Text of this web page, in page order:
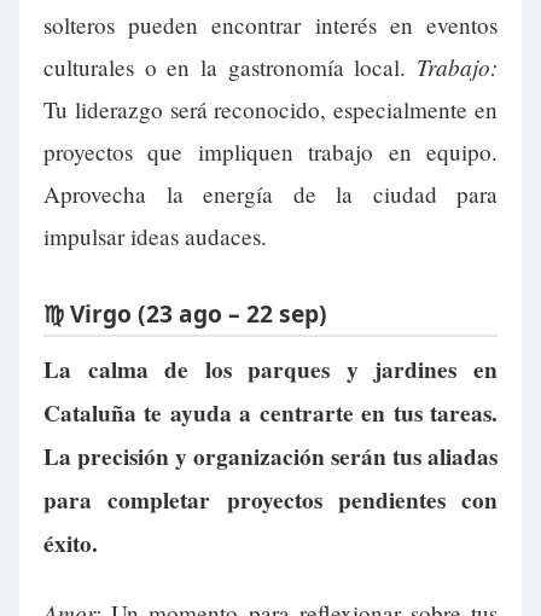
solteros pueden encontrar interés en eventos
culturales o en la gastronomía local. Trabajo:
Tu liderazgo será reconocido, especialmente en
proyectos que impliquen trabajo en equipo.
Aprovecha la energía de la ciudad para
impulsar ideas audaces.
♍ Virgo (23 ago – 22 sep)
La calma de los parques y jardines en
Cataluña te ayuda a centrarte en tus tareas.
La precisión y organización serán tus aliadas
para completar proyectos pendientes con
éxito.